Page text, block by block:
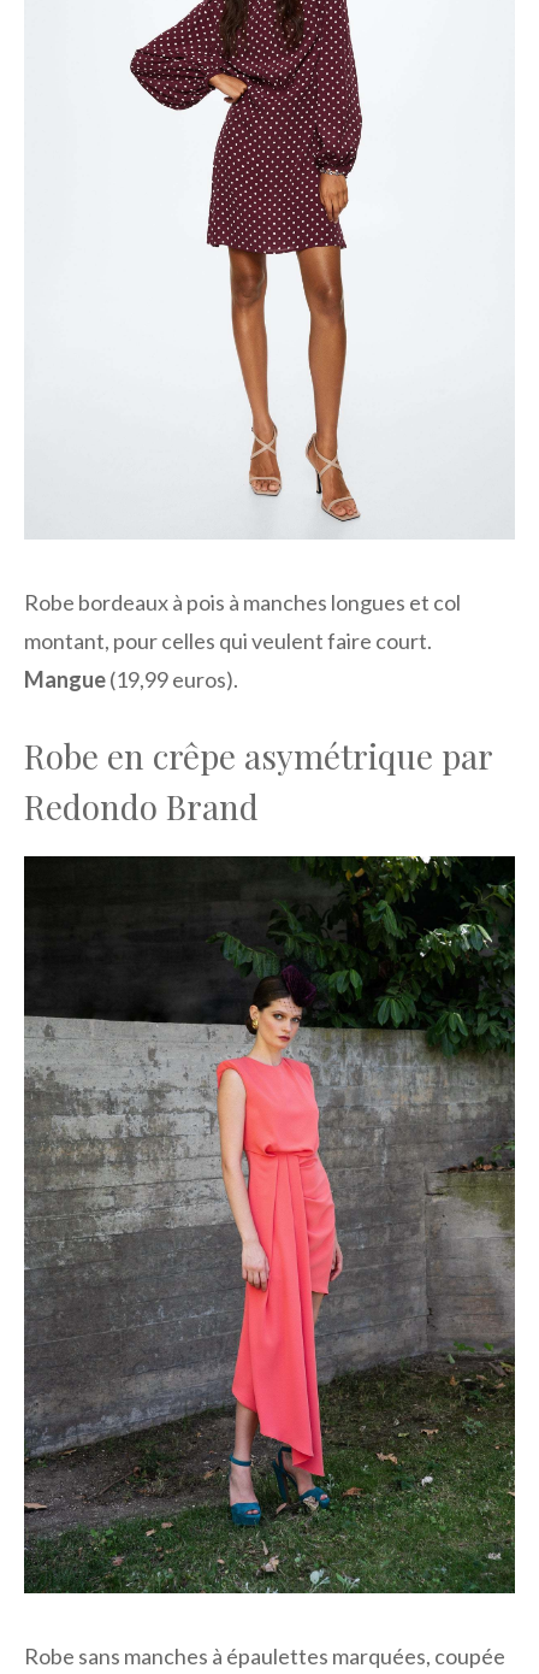
Robe bordeaux à pois à manches longues et col
montant, pour celles qui veulent faire court.
Mangue(19,99 euros).
Robe en crêpe asymétrique par
Redondo Brand
Robe sans manches à épaulettes marquées, coupée